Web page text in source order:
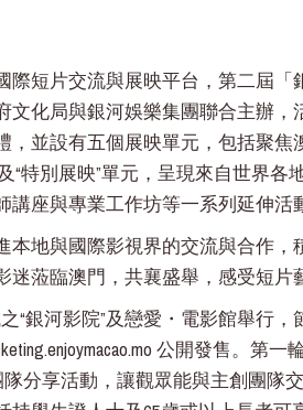
短片交流與展映平台，第二屆「
文化局與銀河娛樂集團聯合主辦
並設有五個展映單元，包括聚焦
“特別展映”單元，呈現來自世界
座與專業工作坊等一系列延伸活
本地與國際影視界的交流與合作
蒞臨澳門，共襄盛舉，感受短片
“銀河影院”及戀愛・電影館舉行
公開發售。第
分享活動，讓觀眾能與主創團